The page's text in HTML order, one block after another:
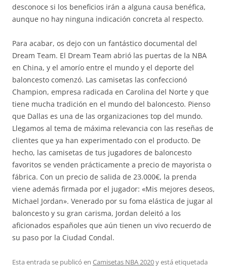
desconoce si los beneficios irán a alguna causa benéfica,
aunque no hay ninguna indicación concreta al respecto.
Para acabar, os dejo con un fantástico documental del
Dream Team. El Dream Team abrió las puertas de la NBA
en China, y el amorío entre el mundo y el deporte del
baloncesto comenzó. Las camisetas las confeccionó
Champion, empresa radicada en Carolina del Norte y que
tiene mucha tradición en el mundo del baloncesto. Pienso
que Dallas es una de las organizaciones top del mundo.
Llegamos al tema de máxima relevancia con las reseñas de
clientes que ya han experimentado con el producto. De
hecho, las camisetas de tus jugadores de baloncesto
favoritos se venden prácticamente a precio de mayorista o
fábrica. Con un precio de salida de 23.000€, la prenda
viene además firmada por el jugador: «Mis mejores deseos,
Michael Jordan». Venerado por su foma elástica de jugar al
baloncesto y su gran carisma, Jordan deleitó a los
aficionados españoles que aún tienen un vivo recuerdo de
su paso por la Ciudad Condal.
Esta entrada se publicó en Camisetas NBA 2020y está etiquetada